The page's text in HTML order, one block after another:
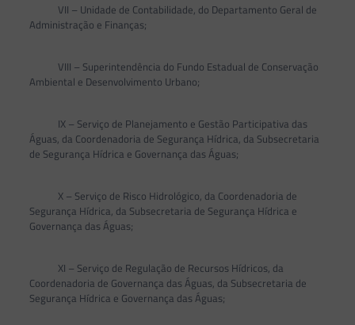
VII – Unidade de Contabilidade, do Departamento Geral de
Administração e Finanças;
VIII – Superintendência do Fundo Estadual de Conservação
Ambiental e Desenvolvimento Urbano;
IX – Serviço de Planejamento e Gestão Participativa das
Águas, da Coordenadoria de Segurança Hídrica, da Subsecretaria
de Segurança Hídrica e Governança das Águas;
X – Serviço de Risco Hidrológico, da Coordenadoria de
Segurança Hídrica, da Subsecretaria de Segurança Hídrica e
Governança das Águas;
XI – Serviço de Regulação de Recursos Hídricos, da
Coordenadoria de Governança das Águas, da Subsecretaria de
Segurança Hídrica e Governança das Águas;